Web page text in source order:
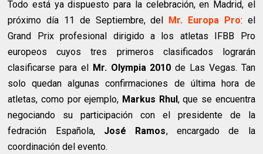
Todo está ya dispuesto para la celebración, en Madrid, el
próximo día 11 de Septiembre, del Mr. Europa Pro: el
Grand Prix profesional dirigido a los atletas IFBB Pro
europeos cuyos tres primeros clasificados lograrán
clasificarse para el Mr. Olympia 2010 de Las Vegas. Tan
solo quedan algunas confirmaciones de última hora de
atletas, como por ejemplo, Markus Rhul, que se encuentra
negociando su participación con el presidente de la
fedración Española, José Ramos, encargado de la
coordinación del evento.